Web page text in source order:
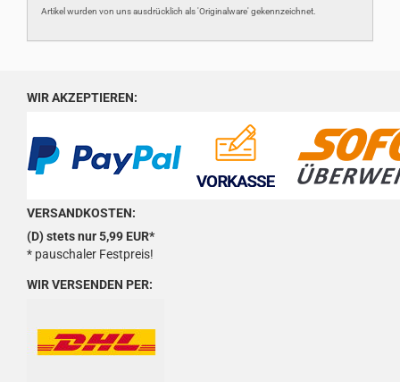
Artikel wurden von uns ausdrücklich als 'Originalware' gekennzeichnet.
WIR AKZEPTIEREN:
VERSANDKOSTEN:
(D) stets nur 5,99 EUR*
* pauschaler Festpreis!
WIR VERSENDEN PER: